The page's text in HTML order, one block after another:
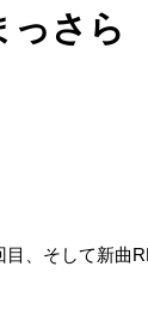
っさら
、そして新曲